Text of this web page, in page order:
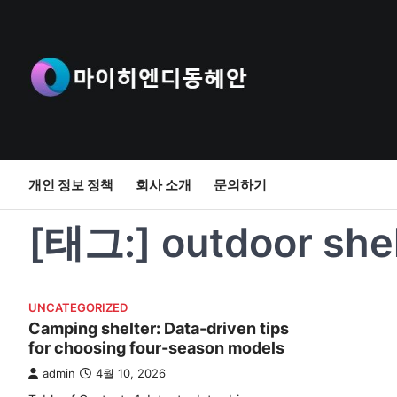
content
개인 정보 정책 회사 소개 문의하기
[태그:] outdoor
UNCATEGORIZED
Camping shelter: Data-driven tips
for choosing four-season models
admin 4월 10, 2026